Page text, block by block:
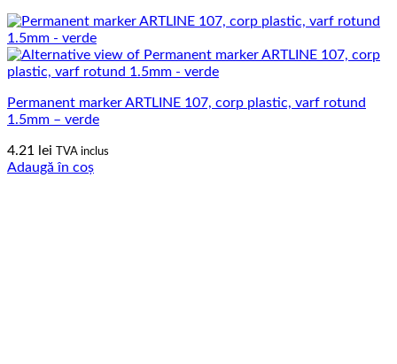
Permanent marker ARTLINE 107, corp plastic, varf rotund
1.5mm – verde
4.21 lei TVA inclus
Adaugă în coș